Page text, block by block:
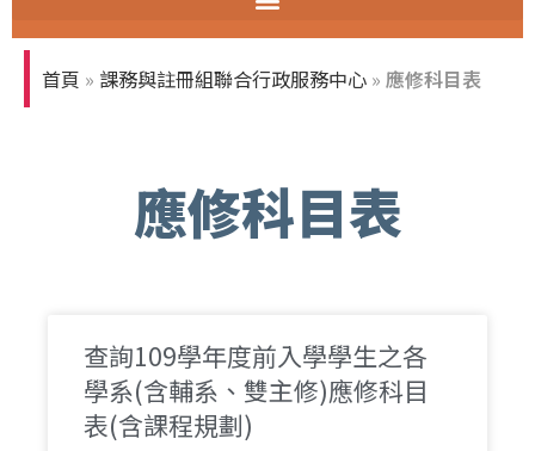
智慧教室教育訓練
首頁 » 課務與註冊組聯合行政服務中心 » 應修科目表
應修科目表
查詢109學年度前入學學生之各
學系(含輔系、雙主修)應修科目
表​(含課程規劃)